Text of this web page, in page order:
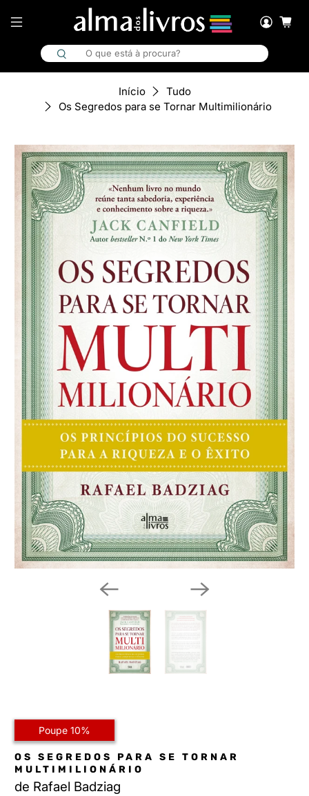
Início
Tudo
Os Segredos para se Tornar Multimilionário
Poupe 10%
OS SEGREDOS PARA SE TORNAR
MULTIMILIONÁRIO
de Rafael Badziag